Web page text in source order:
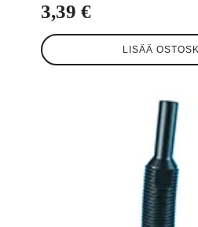
3,39 €
LISÄÄ